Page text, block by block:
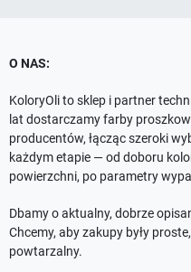
O NAS:
KoloryOli to sklep i partner
lat dostarczamy farby
producentów, łącząc szeroki
każdym etapie — od doboru
powierzchni, po parametry
Dbamy o aktualny, dobrze
Chcemy, aby zakupy były
powtarzalny.